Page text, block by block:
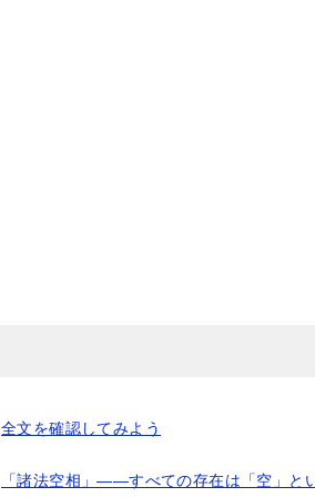
全文を確認してみよう
「諸法空相」——すべての存在は「空」と